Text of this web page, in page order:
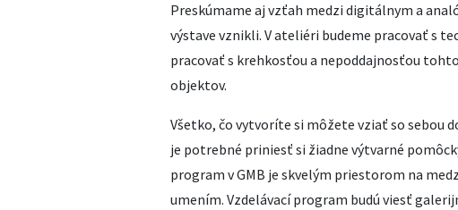
Preskúmame aj vzťah medzi digitálnym a
výstave vznikli. V ateliéri budeme pracovať s
pracovať s krehkosťou a nepoddajnosťou
objektov.
Všetko, čo vytvoríte si môžete vziať so sebou
je potrebné priniesť si žiadne výtvarné
program v GMB je skvelým priestorom na
umením. Vzdelávací program budú viesť